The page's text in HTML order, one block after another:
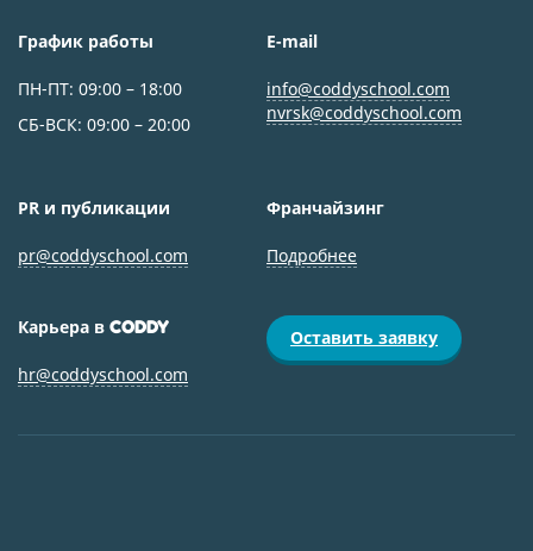
График работы
ПН-ПТ: 09:00 – 18:00
СБ-ВСК: 09:00 – 20:00
E-mail
info@coddyschool.com
nvrsk@coddyschool.com
PR и публикации
pr@coddyschool.com
Франчайзинг
Подробнее
Карьера в CODDY
hr@coddyschool.com
Оставить заявку